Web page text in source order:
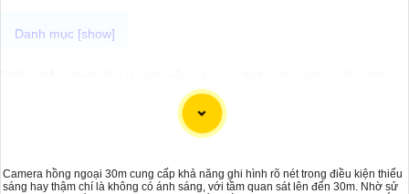
camera Hikvision giá rẻ và công nghệ phù hợp với xu hướng hiện
"Chào bạn! Bạn đang cần giải pháp an ninh hiện đại và đáng tin cậy
cho ngôi nhà hoặc cơ sở kinh doanh của mình? Hãy để chúng tôi
yên tâm về an ninh mà không cần lo lắng về giá cả. Hãy liên hệ ngay
Camera hồng ngoại 30m cung cấp khả năng ghi hình rõ nét trong điều kiện thiếu
sáng hay thậm chí là không có ánh sáng, với tầm quan sát lên đến 30m. Nhờ sử